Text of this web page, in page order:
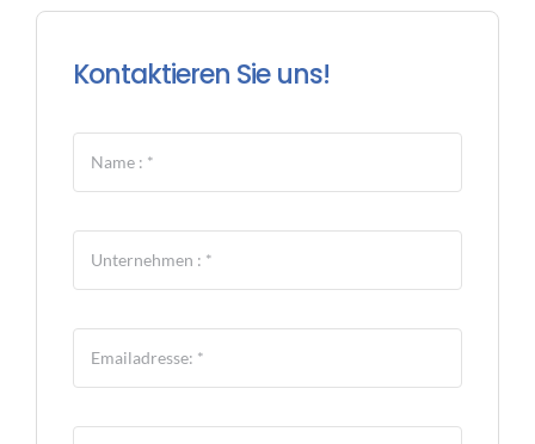
Kontaktieren Sie uns!